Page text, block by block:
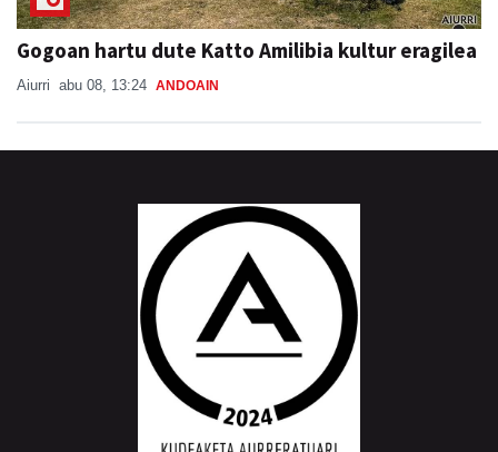
Gogoan hartu dute Katto Amilibia kultur eragilea
Aiurri abu 08, 13:24 ANDOAIN